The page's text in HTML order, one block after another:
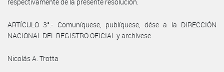
ARTÍCULO 3°.- Comuníquese, publíquese, dése a la DIRECCIÓN
NACIONAL DEL REGISTRO OFICIAL y archívese.
Nicolás A. Trotta